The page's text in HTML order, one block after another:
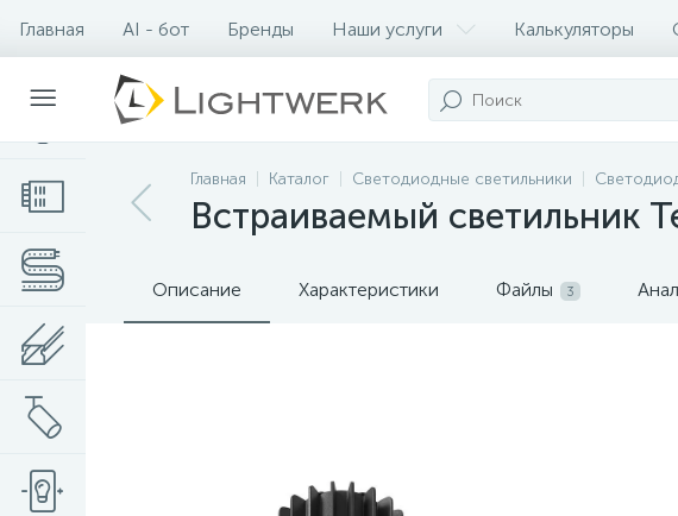
Главная AI - бот Бренды Наши услуги Калькуляторы
Контакты
Главная Каталог Светодиодные светильники
Встраиваемый светильник
Описание Характеристики Файлы 3